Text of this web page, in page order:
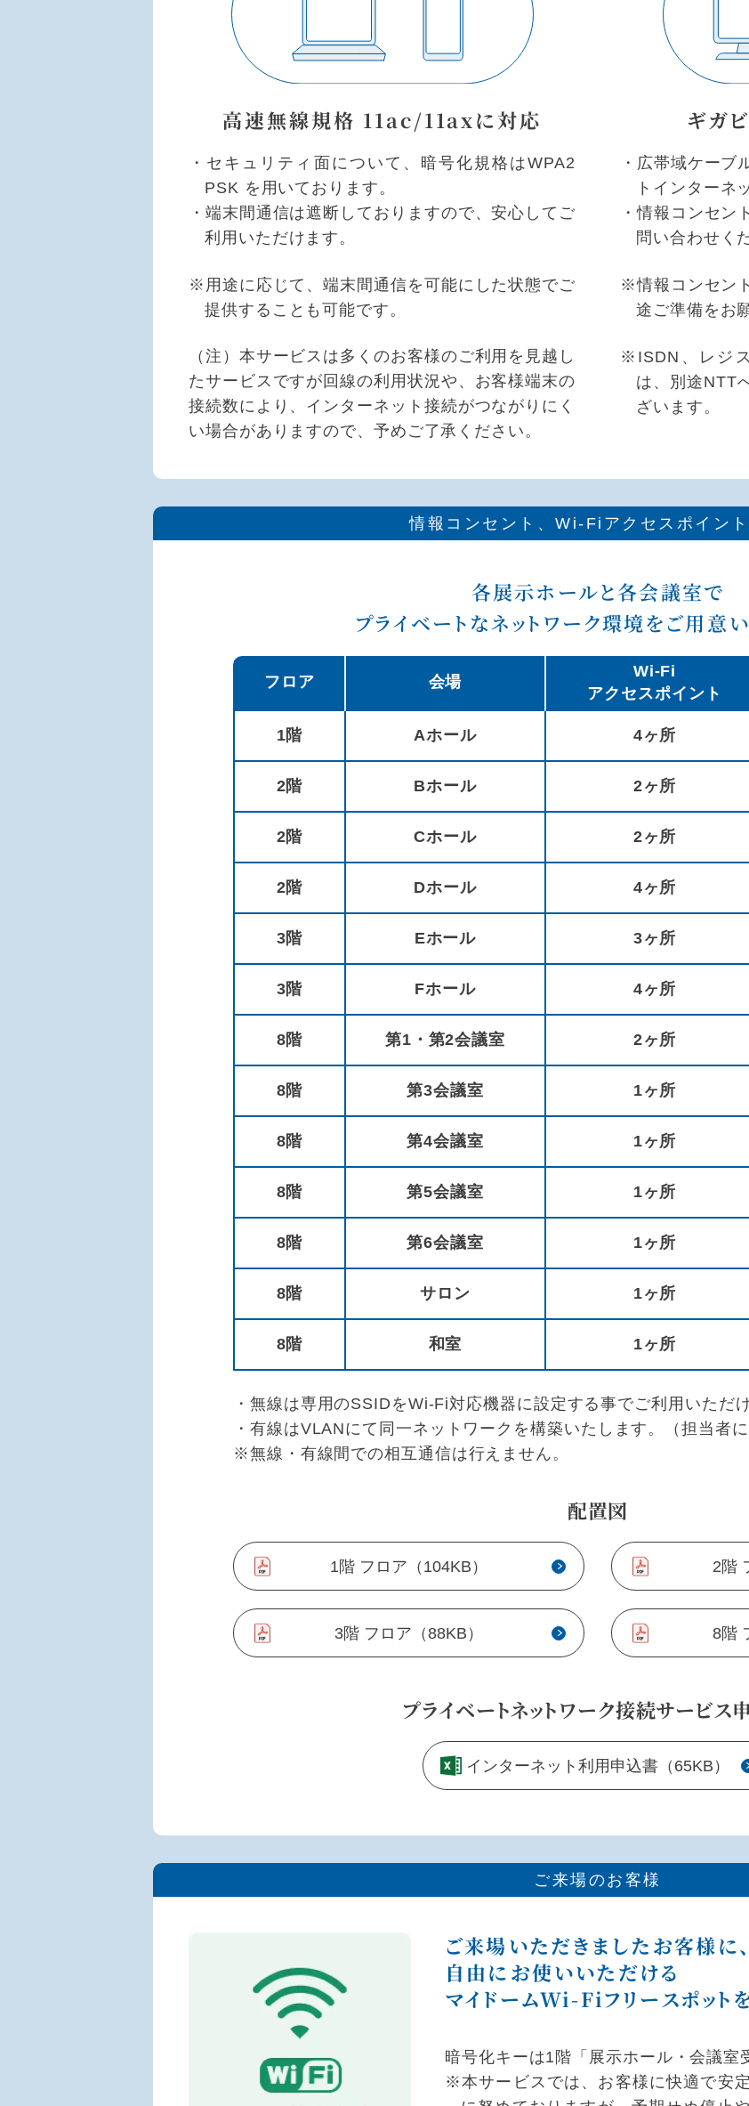
高速無線規格 11ac/11axに対応
・セキュリティ面について、暗号化規格はWPA2
PSK を用いております。
・端末間通信は遮断しておりますので、安心してご
利用いただけます。
※用途に応じて、端末間通信を可能にした状態でご
提供することも可能です。
（注）本サービスは多くのお客様のご利用を見越し
たサービスですが回線の利用状況や、お客様端末の
接続数により、インターネット接続がつながりにく
い場合がありますので、予めご了承ください。
ギガ
・広帯域ケーブ
トインターネ
・情報コンセン
問い合わせく
※情報コンセン
途ご準備をお
※ISDN、レジ
は、別途NTT
ざいます。
情報コンセント、Wi-Fiアクセスポイン
各展示ホールと各会議室で
プライベートなネットワーク環境をご用意い
フロア 会場
Wi-Fi
アクセスポイント
1階 Aホール 4ヶ所
2階 Bホール 2ヶ所
2階 Cホール 2ヶ所
2階 Dホール 4ヶ所
3階 Eホール 3ヶ所
3階 Fホール 4ヶ所
8階 第1・第2会議室 2ヶ所
8階 第3会議室 1ヶ所
8階 第4会議室 1ヶ所
8階 第5会議室 1ヶ所
8階 第6会議室 1ヶ所
8階 サロン 1ヶ所
8階 和室 1ヶ所
・無線は専用のSSIDをWi-Fi対応機器に設定する事でご利用いただけ
・有線はVLANにて同一ネットワークを構築いたします。（担当者
※無線・有線間での相互通信は行えません。
配置図
1階 フロア（104KB） 2階
3階 フロア（88KB） 8階
プライベートネットワーク接続サービス
インターネット 利用申込書（65KB）
ご来場のお客様
ご来場いただきましたお客様に、
自由にお使いいただける
マイドームWi-Fiフリースポット
暗号化キーは1階「展示ホール・会議室
※本サービスでは、お客様に快適で安